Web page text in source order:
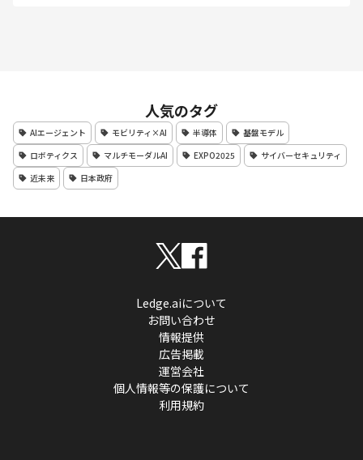
人気のタグ
AIエージェント モビリティ×AI 半導体
基盤モデル
ロボティクス
マルチモーダルAI EXPO2025
サイバーセキュリティ
近未来
日本政府
Ledge.aiについて
お問い合わせ
情報提供
広告掲載
運営会社
個人情報等の保護について
利用規約